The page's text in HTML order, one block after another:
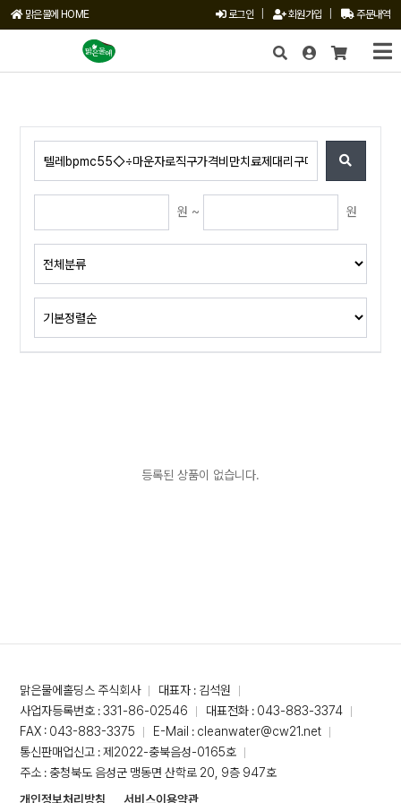
맑은물에 HOME 로그인| 회원가입 주문내역
원 ~ 원
등록된 상품이 없습니다.
맑은물에홀딩스 주식회사
대표자 : 김석원
사업자등록번호 : 331-86-02546
대표전화 : 043-883-3374
FAX : 043-883-3375
E-Mail : cleanwater@cw21.net
통신판매업신고 : 제2022-충북음성-0165호
주소 : 충청북도 음성군 맹동면 산학로 20, 9층 947호
개인정보처리방침
서비스이용약관